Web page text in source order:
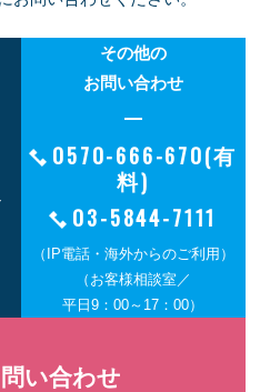
その他の
お問い合わせ
0570-666-670(有
料)
03-5844-7111
（IP電話・海外からのご利用）
（お客様相談室／
平日9：00～17：00）
い合わせ